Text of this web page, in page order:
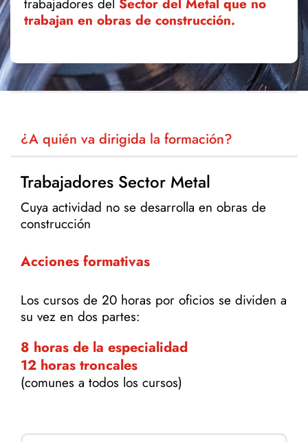
trabajadores del Sector del Metal que no
trabajan en obras de construcción.
¿A quién va dirigida la formación?
Trabajadores Sector Metal
Cuya actividad no se desarrolla en obras de
construcción
Acciones formativas
Los cursos de 20 horas por oficios se dividen a
su vez en dos partes:
8 horas de la especialidad
12 horas troncales
(comunes a todos los cursos)